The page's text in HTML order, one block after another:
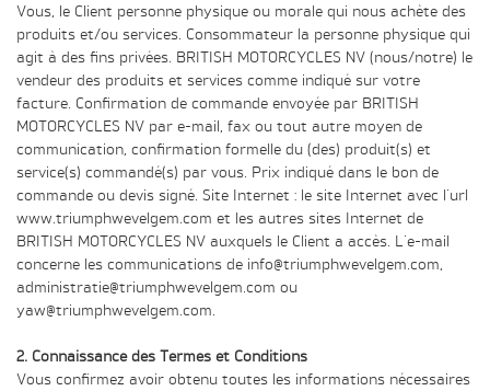
Vous, le Client personne physique ou morale qui nous achète des
produits et/ou services. Consommateur la personne physique qui
agit à des fins privées. BRITISH MOTORCYCLES NV (nous/notre) le
vendeur des produits et services comme indiqué sur votre
facture. Confirmation de commande envoyée par BRITISH
MOTORCYCLES NV par e-mail, fax ou tout autre moyen de
communication, confirmation formelle du (des) produit(s) et
service(s) commandé(s) par vous. Prix ​​indiqué dans le bon de
commande ou devis signé. Site Internet : le site Internet avec l'url
www.triumphwevelgem.com et les autres sites Internet de
BRITISH MOTORCYCLES NV auxquels le Client a accès. L'e-mail
concerne les communications de info@triumphwevelgem.com,
administratie@triumphwevelgem.com ou
yaw@triumphwevelgem.com.
2. Connaissance des Termes et Conditions
Vous confirmez avoir obtenu toutes les informations nécessaires